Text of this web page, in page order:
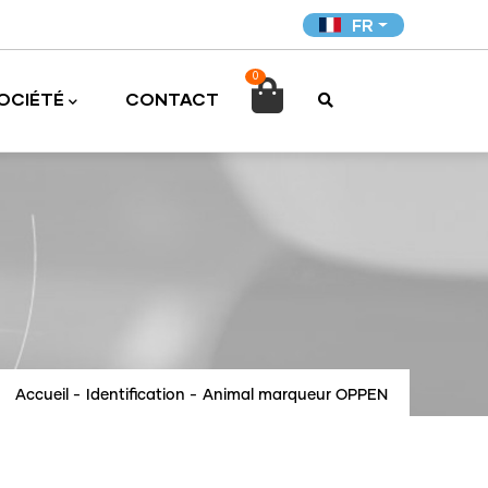
FR
CONTACT
0

Accueil - Identification - Animal marqueur OPPEN